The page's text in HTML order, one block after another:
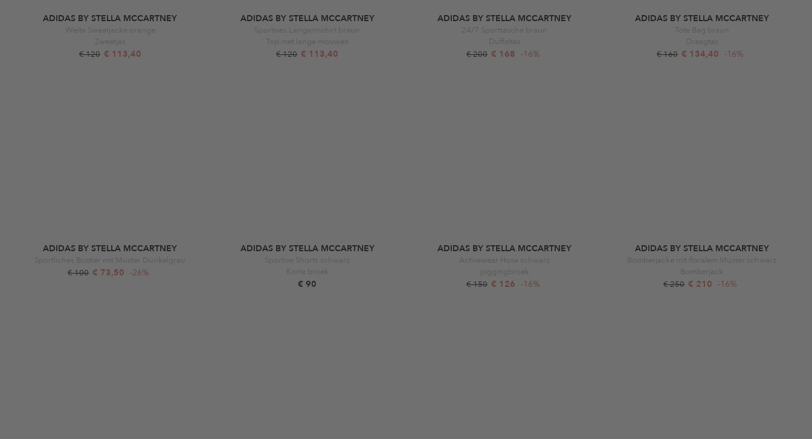
ADIDAS BY STELLA MCCARTNEY
Weite Sweatjacke orange
Zweetjas
€ 120 € 113,40
ADIDAS BY STELLA MCCARTNEY
Sportives Langarmshirt braun
Top met lange mouwen
€ 120 € 113,40
ADIDAS BY STELLA MCCARTNEY
24/7 Sporttasche braun
Duffeltas
€ 200 € 168 -16%
ADIDAS BY STELLA MCCARTNEY
Tote Bag braun
Draagtas
€ 160 € 134,40 -16%
ADIDAS BY STELLA MCCARTNEY
Sportliches Bustier mit Muster Dunkelgrau
€ 100 € 73,50 -26%
ADIDAS BY STELLA MCCARTNEY
Sportive Shorts schwarz
Korte broek
€ 90
ADIDAS BY STELLA MCCARTNEY
Activewear Hose schwarz
joggingbroek
€ 150 € 126 -16%
ADIDAS BY STELLA MCCARTNEY
Bomberjacke mit floralem Muster schwarz
Bomberjack
€ 250 € 210 -16%